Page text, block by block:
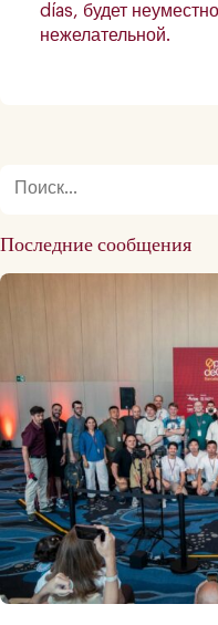
días, будет
нежелательной.
Последние сообщения